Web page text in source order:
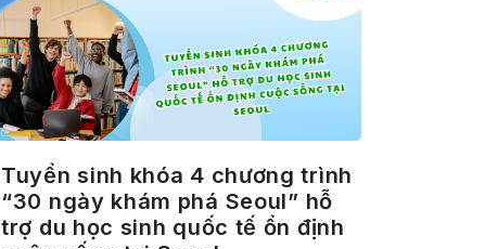
Tuyển sinh khóa 4 chương trình
“30 ngày khám phá Seoul” hỗ
trợ du học sinh quốc tế ổn định